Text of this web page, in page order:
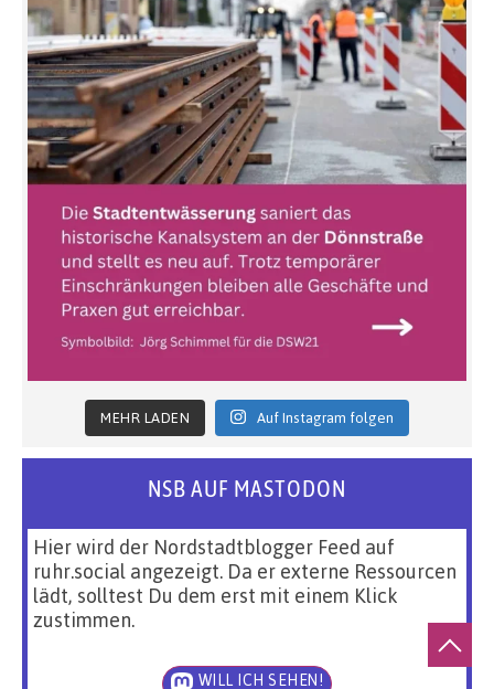
MEHR LADEN Auf Instagram folgen
NSB AUF MASTODON
Hier wird der Nordstadtblogger Feed auf
ruhr.social angezeigt. Da er externe Ressourcen
lädt, solltest Du dem erst mit einem Klick
zustimmen.
WILL ICH SEHEN!